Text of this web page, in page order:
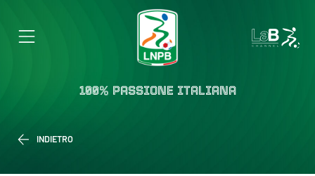
100% PASSIONE ITALIANA
INDIETRO